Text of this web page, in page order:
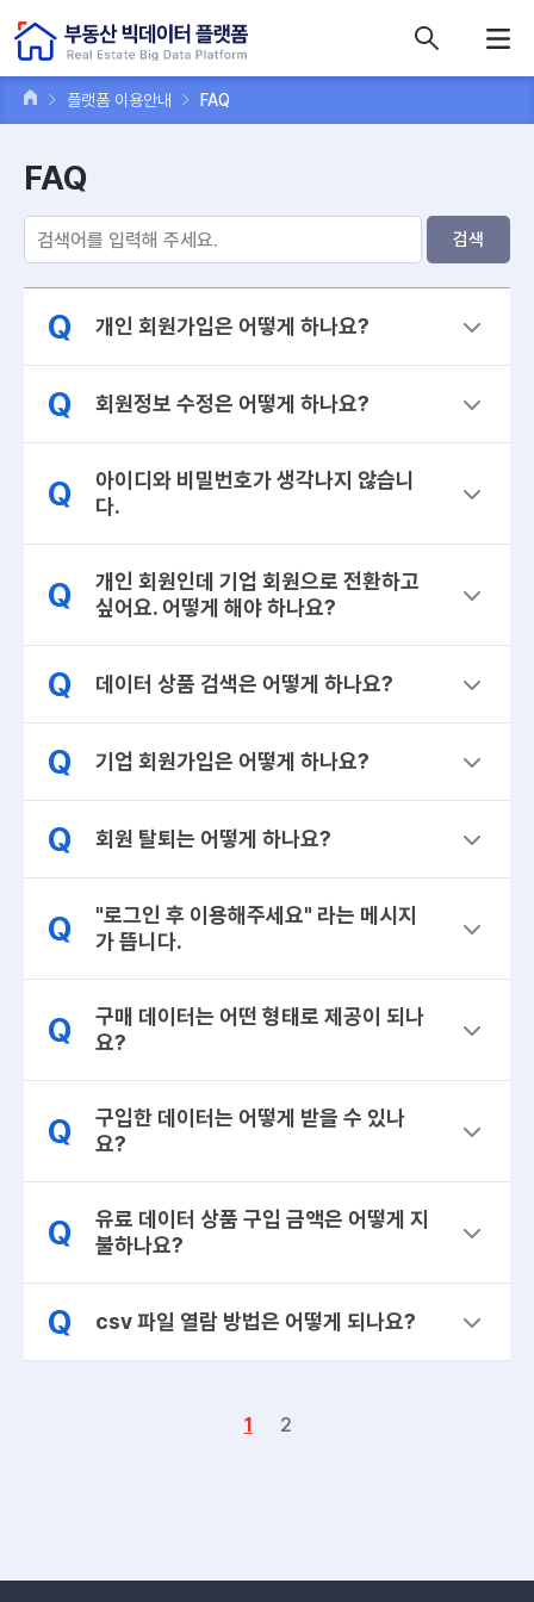
플랫폼 이용안내 FAQ
FAQ
검색
Q 개인 회원가입은 어떻게 하나요?
Q 회원정보 수정은 어떻게 하나요?
Q
아이디와 비밀번호가 생각나지 않습니
다.
Q
개인 회원인데 기업 회원으로 전환하고
싶어요. 어떻게 해야 하나요?
Q 데이터 상품 검색은 어떻게 하나요?
Q 기업 회원가입은 어떻게 하나요?
Q 회원 탈퇴는 어떻게 하나요?
Q
"로그인 후 이용해주세요" 라는 메시지
가 뜹니다.
Q
구매 데이터는 어떤 형태로 제공이 되나
요?
Q
구입한 데이터는 어떻게 받을 수 있나
요?
Q
유료 데이터 상품 구입 금액은 어떻게 지
불하나요?
Q csv 파일 열람 방법은 어떻게 되나요?
1 2